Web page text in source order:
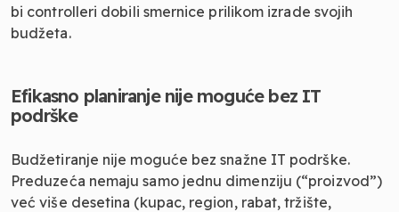
bi controlleri dobili smernice prilikom izrade svojih
budžeta.
Efikasno planiranje nije moguće bez IT
podrške
Budžetiranje nije moguće bez snažne IT podrške.
Preduzeća nemaju samo jednu dimenziju (“proizvod”)
već više desetina (kupac, region, rabat, tržište,